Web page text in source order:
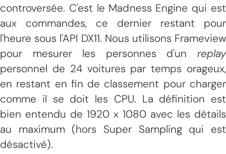
controversée. C'est le Madness Engine qui est
aux commandes, ce dernier restant pour
l'heure sous l'API DX11. Nous utilisons Frameview
pour mesurer les personnes d'un replay
personnel de 24 voitures par temps orageux,
en restant en fin de classement pour charger
comme il se doit les CPU. La définition est
bien entendu de 1920 x 1080 avec les détails
au maximum (hors Super Sampling qui est
désactivé).